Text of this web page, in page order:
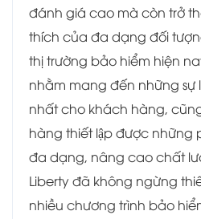
đánh giá cao mà còn trở
thích của đa dạng đối
thị trường bảo hiểm hiện
nhằm mang đến những
nhất cho khách hàng,
hàng thiết lập được những
đa dạng, nâng cao chất
Liberty đã không ngừng
nhiều chương trình bảo